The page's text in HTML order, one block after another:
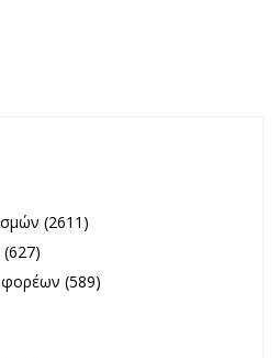
filter
filter
(2611)
filter
φορέων filter
(589)